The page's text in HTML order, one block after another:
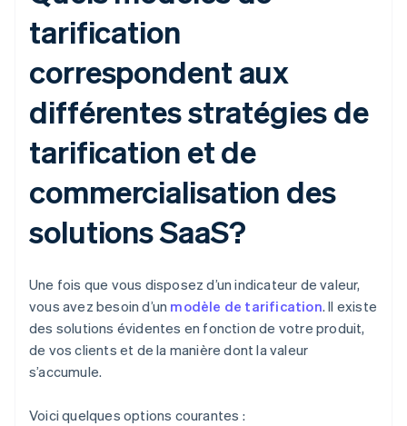
tarification
correspondent aux
différentes stratégies de
tarification et de
commercialisation des
solutions SaaS?
Une fois que vous disposez d’un indicateur de valeur,
vous avez besoin d’un modèle de tarification. Il existe
des solutions évidentes en fonction de votre produit,
de vos clients et de la manière dont la valeur
s’accumule.
Voici quelques options courantes :